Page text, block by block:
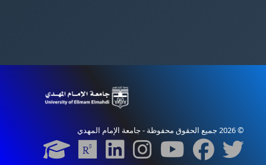
© 2026 جميع الحقوق محفوظة - جامعة الإمام المهدي